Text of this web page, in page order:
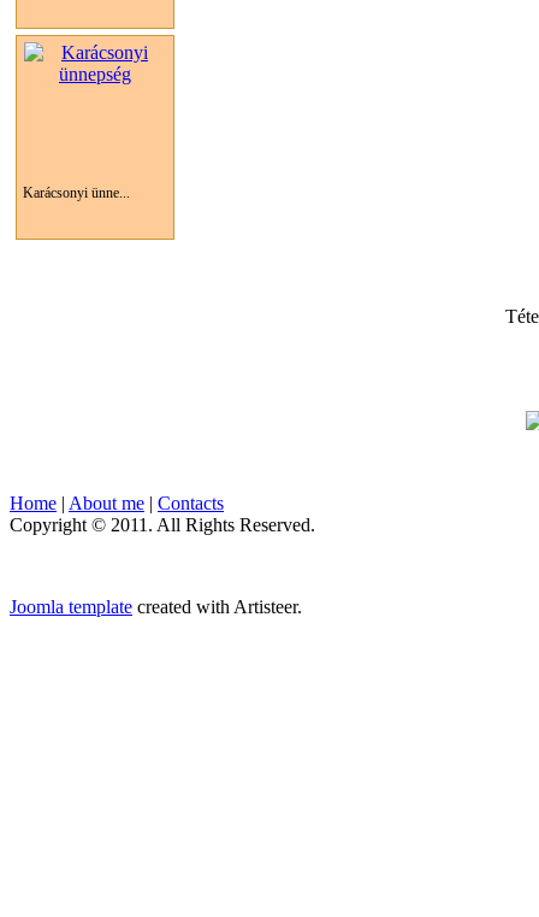
Karácsonyi ünne...
Home | About me | Contacts
Copyright © 2011. All Rights Reserved.
Joomla template created with Artisteer.